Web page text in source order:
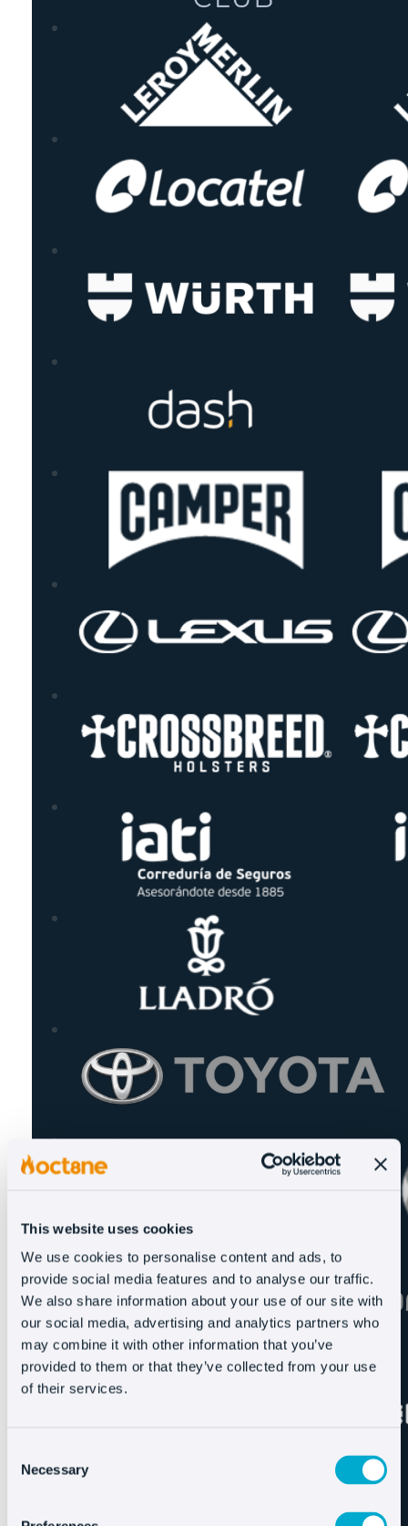
This website uses cookies
We use cookies to personalise content and ads, to
provide social media features and to analyse our traffic.
We also share information about your use of our site with
our social media, advertising and analytics partners who
may combine it with other information that you’ve
provided to them or that they’ve collected from your use
of their services.
Selection
Necessary